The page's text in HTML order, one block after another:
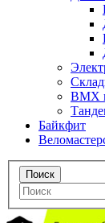
BMX
Байкфит